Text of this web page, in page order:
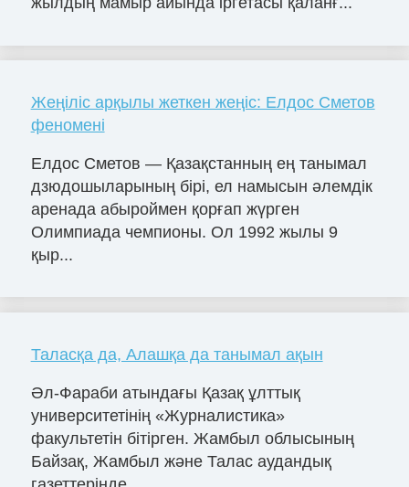
Жеңіліс арқылы жеткен жеңіс: Елдос Сметов
феномені
Елдос Сметов — Қазақстанның ең танымал
дзюдошыларының бірі, ел намысын әлемдік
аренада абыроймен қорғап жүрген
Олимпиада чемпионы. Ол 1992 жылы 9
қыр...
Таласқа да, Алашқа да танымал ақын
Әл-Фараби атындағы Қазақ ұлттық
университетінің «Журналистика»
факультетін бітірген. Жамбыл облысының
Байзақ, Жамбыл және Талас аудандық